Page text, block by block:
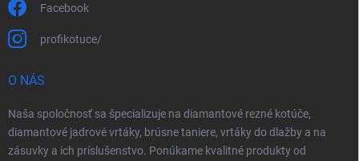
Facebook
profikotuce/
O NÁS
Naša spoločnosť sa špecializuje na diamantové rezné kotúče,
diamantové jadrové vrtáky, brúsne taniere, vrtáky do dlažby a na
zásuvky a ich príslušenstvo. Ponúkame kvalitné produkty od